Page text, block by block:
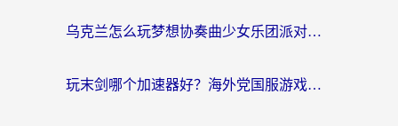
乌克兰怎么玩梦想协奏曲少女乐团派对？海外党国服游戏加速全攻略（附欧洲重生细胞荒野行动不卡技巧）
玩末剑哪个加速器好？海外党国服游戏畅玩终极指南（附3款热门游戏实测）